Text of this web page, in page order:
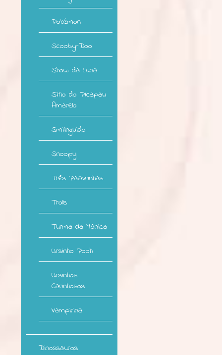
Pokémon
Scooby-Doo
Show da Luna
Sítio do Picapau
Amarelo
Smilinguido
Snoopy
Três Palavrinhas
Trolls
Turma da Mônica
Ursinho Pooh
Ursinhos
Carinhosos
Vampirina
Dinossauros